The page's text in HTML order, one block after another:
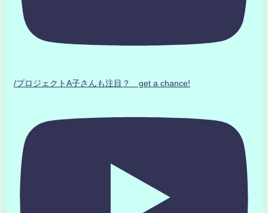
/プロジェクトA子さんも注目？ get a chance!